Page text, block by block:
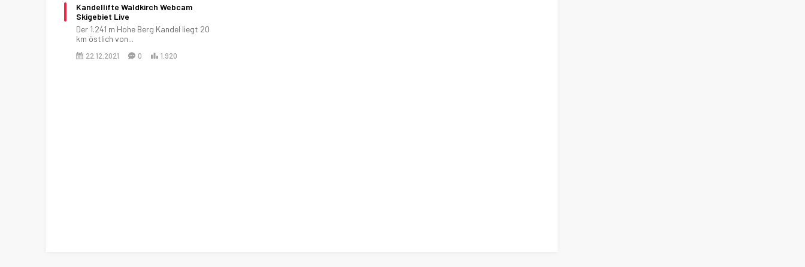
Kandellifte Waldkirch Webcam
Skigebiet Live
Der 1.241 m Hohe Berg Kandel liegt 20
km östlich von...
22.12.2021 0 1.920